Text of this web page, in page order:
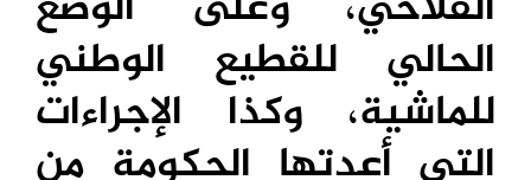
الحالي للقطيع الوطني
للماشية، وكذا الإجراءات
التي أعدتها الحكومة من